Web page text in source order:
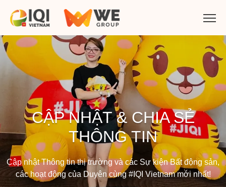
CẬP NHẬT & CHIA SẺ
THÔNG TIN
Cập nhật Thông tin thị trường và các Sự kiện Bất động sản,
các hoạt động của Duyên cùng #IQI Vietnam mới nhất!